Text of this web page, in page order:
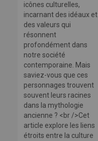
icônes culturelles,
incarnant des idéaux et
des valeurs qui
résonnent
profondément dans
notre société
contemporaine. Mais
saviez-vous que ces
personnages trouvent
souvent leurs racines
dans la mythologie
ancienne ? <br />Cet
article explore les liens
étroits entre la culture